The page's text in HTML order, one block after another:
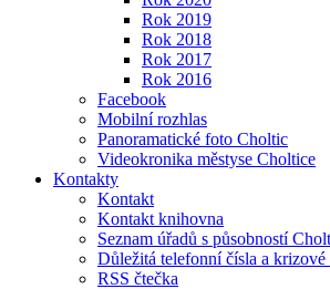
Rok 2019
Rok 2018
Rok 2017
Rok 2016
Facebook
Mobilní rozhlas
Panoramatické foto Choltic
Videokronika městyse Choltice
Kontakty
Kontakt
Kontakt knihovna
Seznam úřadů s působností
Důležitá telefonní čísla a
RSS čtečka